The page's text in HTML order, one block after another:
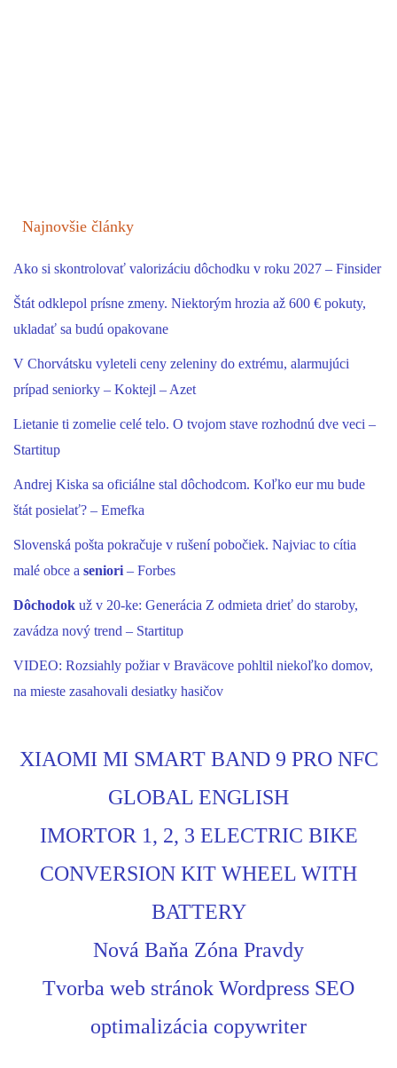
Najnovšie články
Ako si skontrolovať valorizáciu dôchodku v roku 2027 – Finsider
Štát odklepol prísne zmeny. Niektorým hrozia až 600 € pokuty,
ukladať sa budú opakovane
V Chorvátsku vyleteli ceny zeleniny do extrému, alarmujúci
prípad seniorky – Koktejl – Azet
Lietanie ti zomelie celé telo. O tvojom stave rozhodnú dve veci –
Startitup
Andrej Kiska sa oficiálne stal dôchodcom. Koľko eur mu bude
štát posielať? – Emefka
Slovenská pošta pokračuje v rušení pobočiek. Najviac to cítia
malé obce a seniori– Forbes
Dôchodok už v 20-ke: Generácia Z odmieta drieť do staroby,
zavádza nový trend – Startitup
VIDEO: Rozsiahly požiar v Braväcove pohltil niekoľko domov,
na mieste zasahovali desiatky hasičov
XIAOMI MI SMART BAND 9 PRO NFC
GLOBAL ENGLISH
IMORTOR 1, 2, 3 ELECTRIC BIKE
CONVERSION KIT WHEEL WITH
BATTERY
Nová Baňa Zóna Pravdy
Tvorba web stránok Wordpress SEO
optimalizácia copywriter